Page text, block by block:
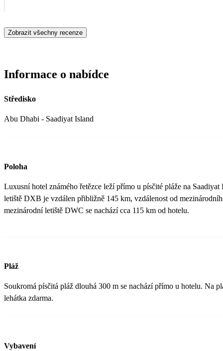
Zobrazit všechny recenze
Informace o nabídce
Středisko
Abu Dhabi - Saadiyat Island
Poloha
Luxusní hotel známého řetězce leží přímo u písčité pláže na
letiště DXB je vzdálen přibližně 145 km, vzdálenost od
mezinárodní letiště DWC se nachází cca 115 km od hotelu.
Pláž
Soukromá písčitá pláž dlouhá 300 m se nachází přímo u hotelu. Na
lehátka zdarma.
Vybavení